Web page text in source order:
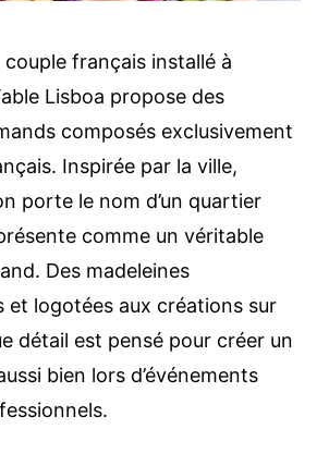
français installé à
Lisboa propose des
composés exclusivement
Inspirée par la ville,
porte le nom d’un quartier
comme un véritable
Des madeleines
et logotées aux créations sur
détail est pensé pour créer un
bien lors d’événements